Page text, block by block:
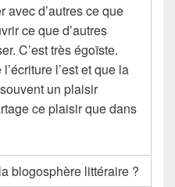
avec d’autres ce que
ce que d’autres
C’est très égoïste.
l’est et que la
un plaisir
ce plaisir que dans
blogosphère littéraire ?